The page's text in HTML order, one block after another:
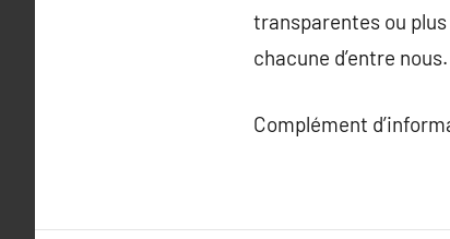
transparentes ou
chacune d’entre nous.
Complément